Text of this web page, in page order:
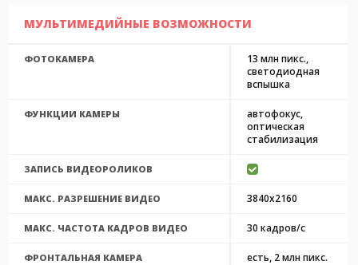
МУЛЬТИМЕДИЙНЫЕ ВОЗМОЖНОСТИ
ФОТОКАМЕРА
13 млн пикс.,
светодиодная
вспышка
ФУНКЦИИ КАМЕРЫ
автофокус,
оптическая
стабилизация
ЗАПИСЬ ВИДЕОРОЛИКОВ
МАКС. РАЗРЕШЕНИЕ ВИДЕО 3840x2160
МАКС. ЧАСТОТА КАДРОВ ВИДЕО 30 кадров/с
ФРОНТАЛЬНАЯ КАМЕРА есть, 2 млн пикс.